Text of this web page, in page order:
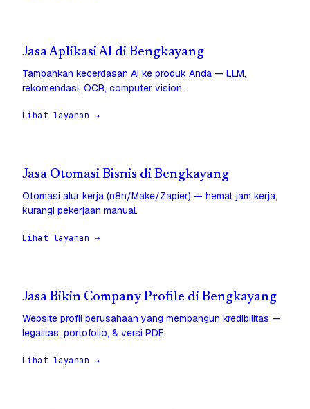
Jasa Aplikasi AI di Bengkayang
Tambahkan kecerdasan AI ke produk Anda — LLM,
rekomendasi, OCR, computer vision.
Lihat layanan →
Jasa Otomasi Bisnis di Bengkayang
Otomasi alur kerja (n8n/Make/Zapier) — hemat jam kerja,
kurangi pekerjaan manual.
Lihat layanan →
Jasa Bikin Company Profile di Bengkayang
Website profil perusahaan yang membangun kredibilitas —
legalitas, portofolio, & versi PDF.
Lihat layanan →